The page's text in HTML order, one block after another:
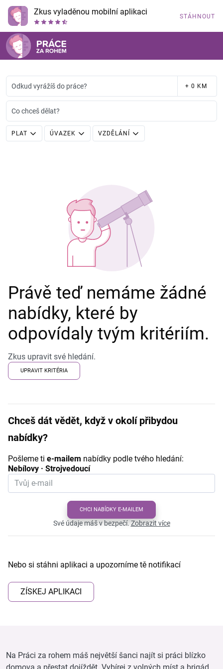
Zkus vyladěnou mobilní aplikaci STÁHNOUT
Odkud vyrážíš do práce? + 0 KM
Co chceš dělat?
PLAT ÚVAZEK VZDĚLÁNÍ
Právě teď nemáme žádné
nabídky, které by
odpovídaly tvým kritériím.
Zkus upravit své hledání.
UPRAVIT KRITÉRIA
Chceš dát vědět, když v okolí přibydou
nabídky?
Pošleme ti e-mailem nabídky podle tvého hledání:
Nebílovy · Strojvedoucí
CHCI NABÍDKY E-MAILEM
Své údaje máš v bezpečí.Zobrazit více
Nebo si stáhni aplikaci a upozorníme tě notifikací
ZÍSKEJ APLIKACI
Na Práci za rohem máš největší šanci najít si práci blízko
domova a přestat dojíždět. Vybírej z volných míst a brigád